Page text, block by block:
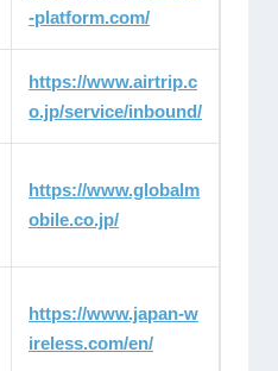
-platform.com/
https://www.airtrip.c
o.jp/service/inbound/
https://www.globalm
obile.co.jp/
https://www.japan-w
ireless.com/en/